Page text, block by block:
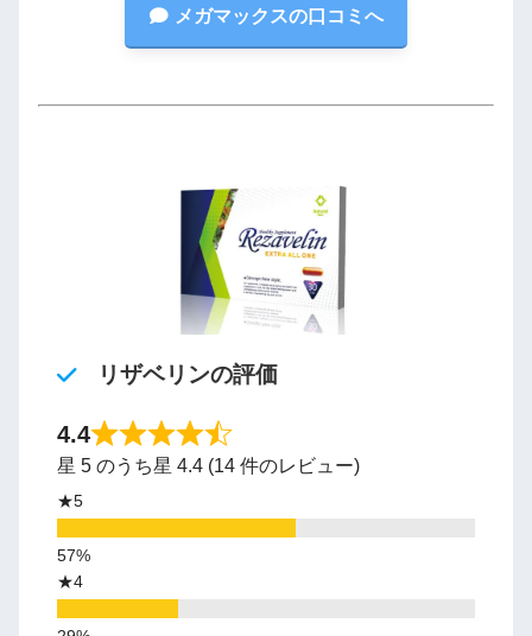
メガマックスの口コミへ
リザベリンの評価
4.4
星 5 のうち星 4.4 (14 件のレビュー)
★5
★4